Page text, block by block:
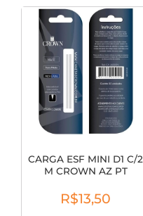
CARGA ESF MINI D1 C/2
M CROWN AZ PT
R$13,50